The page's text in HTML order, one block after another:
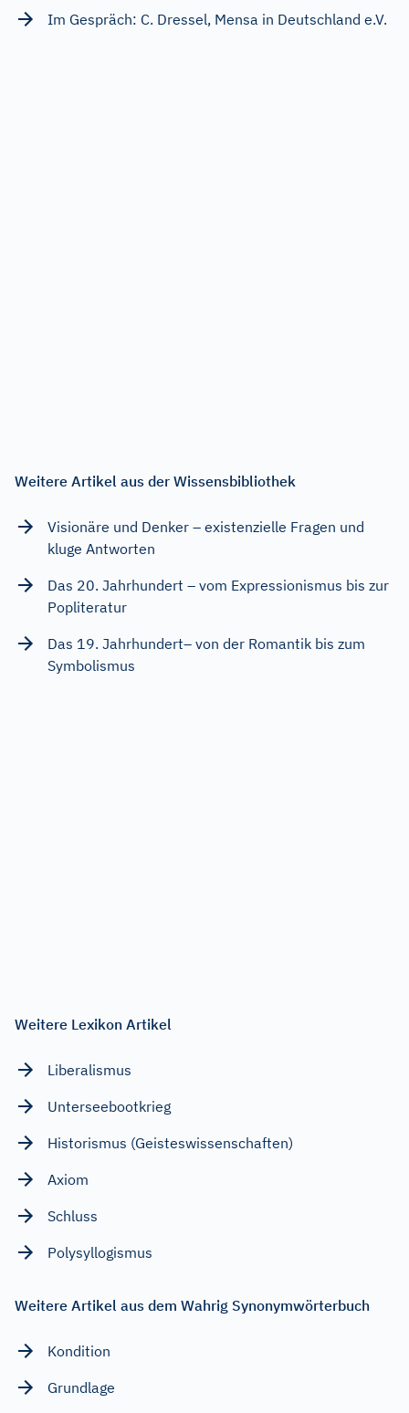
Im Gespräch: C. Dressel, Mensa in Deutschland e.V.
Weitere Artikel aus der Wissensbibliothek
Visionäre und Denker – existenzielle Fragen und
kluge Antworten
Das 20. Jahrhundert – vom Expressionismus bis zur
Popliteratur
Das 19. Jahrhundert– von der Romantik bis zum
Symbolismus
Weitere Lexikon Artikel
Liberalismus
Unterseebootkrieg
Historismus (Geisteswissenschaften)
Axiom
Schluss
Polysyllogismus
Weitere Artikel aus dem Wahrig Synonymwörterbuch
Kondition
Grundlage